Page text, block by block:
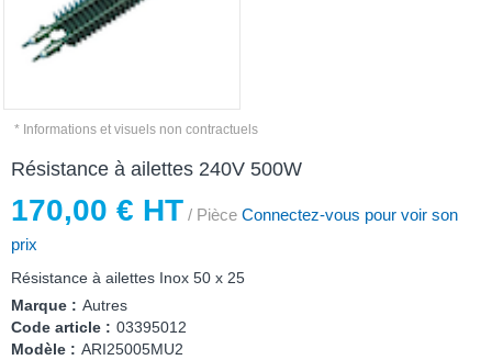
* Informations et visuels non contractuels
Résistance à ailettes 240V 500W
170,00 € HT / Pièce Connectez-vous pour voir son
prix
Résistance à ailettes Inox 50 x 25
Marque : Autres
Code article : 03395012
Modèle : ARI25005MU2